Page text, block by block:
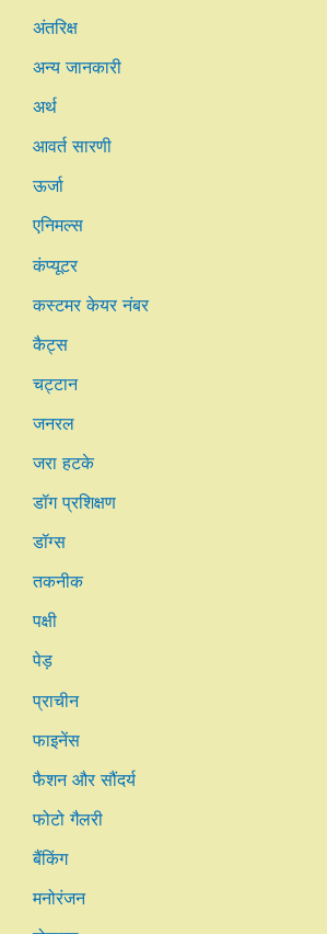
अंतरिक्ष
अन्य जानकारी
अर्थ
आवर्त सारणी
ऊर्जा
एनिमल्स
कंप्यूटर
कस्टमर केयर नंबर
कैट्स
चट्टान
जनरल
जरा हटके
डॉग प्रशिक्षण
डॉग्स
तकनीक
पक्षी
पेड़
प्राचीन
फाइनेंस
फैशन और सौंदर्य
फोटो गैलरी
बैंकिंग
मनोरंजन